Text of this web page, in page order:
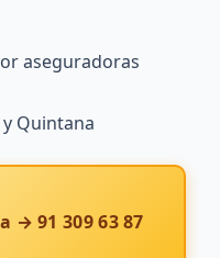
aseguradoras
Quintana
→ 91 309 63 87